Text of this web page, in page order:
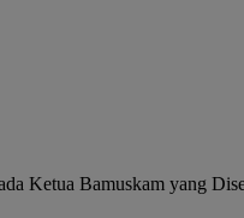
Ketua Bamuskam yang